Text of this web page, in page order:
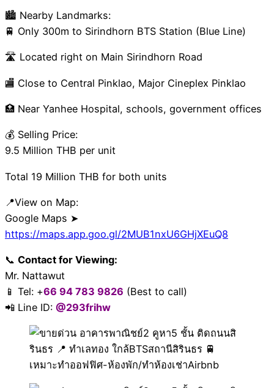
🏙 Nearby Landmarks:
🚆 Only 300m to Sirindhorn BTS Station (Blue Line)
🛣 Located right on Main Sirindhorn Road
🏬 Close to Central Pinklao, Major Cineplex Pinklao
🏥 Near Yanhee Hospital, schools, government offices
💰 Selling Price:
9.5 Million THB per unit
Total 19 Million THB for both units
📍View on Map:
Google Maps ➤
https://maps.app.goo.gl/2MUB1nxU6GHjXEuQ8
📞 Contact for Viewing:
Mr. Nattawut
📱 Tel: +66 94 783 9826 (Best to call)
📲 Line ID: @293frihw